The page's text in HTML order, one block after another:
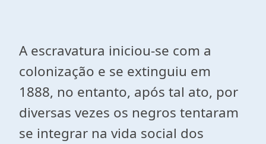
A escravatura iniciou-se com a
colonização e se extinguiu em
1888, no entanto, após tal ato, por
diversas vezes os negros tentaram
se integrar na vida social dos